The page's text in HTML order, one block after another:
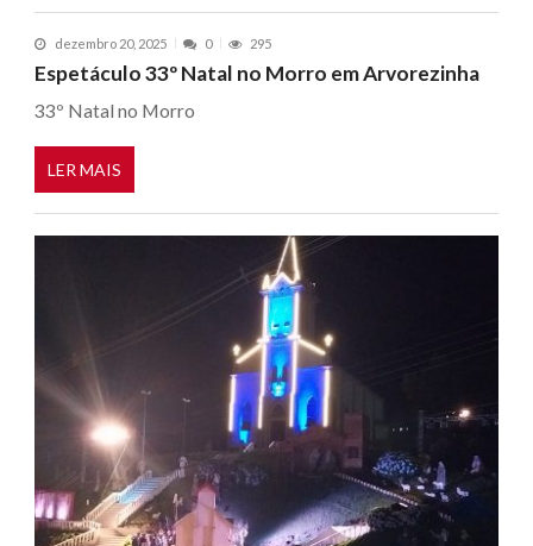
dezembro 20, 2025 0 295
Espetáculo 33º Natal no Morro em Arvorezinha
33º Natal no Morro
LER MAIS